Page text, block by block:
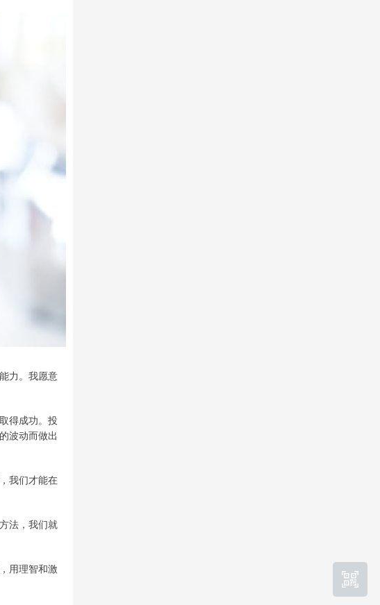
力。我愿意
得成功。投
波动而做出
我们才能在
法，我们就
用理智和激